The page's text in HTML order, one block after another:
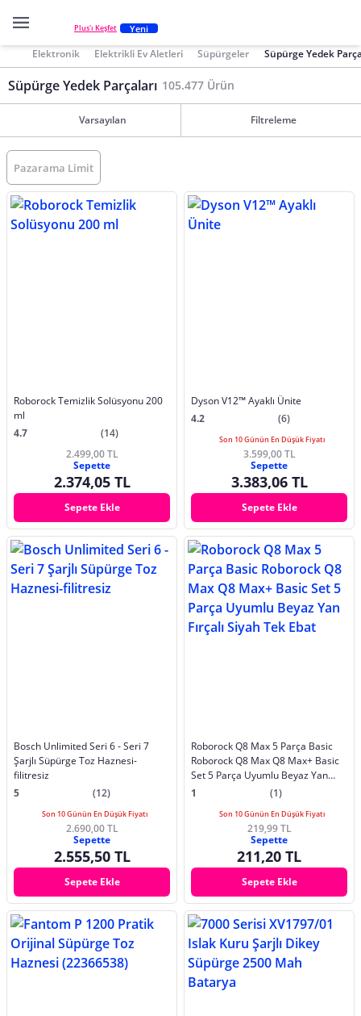
Plus'ı Keşfet Yeni
Elektronik Elektrikli Ev Aletleri Süpürgeler Süpürge Yedek
Süpürge Yedek Parçaları 105.477 Ürün
Varsayılan Filtreleme
Pazarama Limit
Roborock Temizlik Solüsyonu 200
ml
4.7
(14)
2.499,00 TL
Sepette
2.374,05 TL
Sepete Ekle
Dyson V12™ Ayaklı Ünite
4.2
(6)
Son 10 Günün En Düşük Fiyatı
3.599,00 TL
Sepette
3.383,06 TL
Sepete Ekle
Bosch Unlimited Seri 6 - Seri 7
Şarjlı Süpürge Toz Haznesi-
filitresiz
5
(12)
Son 10 Günün En Düşük Fiyatı
2.690,00 TL
Sepette
2.555,50 TL
Sepete Ekle
Roborock Q8 Max 5 Parça Basic
Roborock Q8 Max Q8 Max+ Basic
Set 5 Parça Uyumlu Beyaz Yan
Fırçalı Siyah Tek Ebat
1 (1)
Son 10 Günün En Düşük Fiyatı
219,99 TL
Sepette
211,20 TL
Sepete Ekle